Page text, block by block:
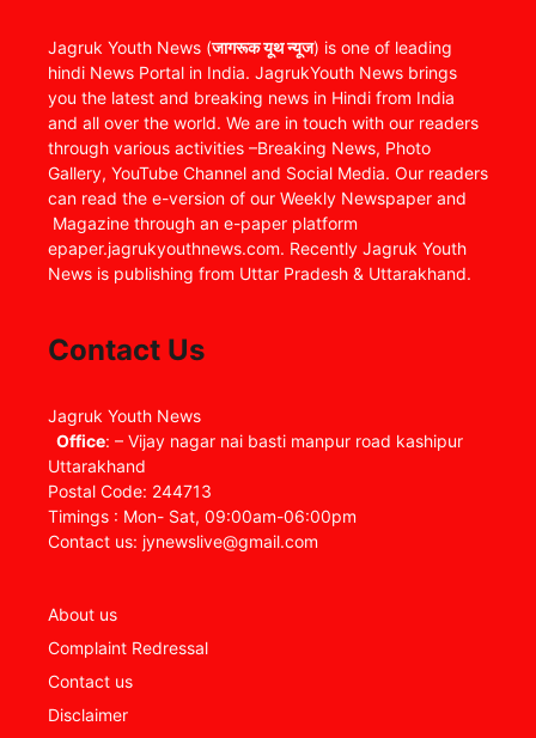
Jagruk Youth News (जागरूक यूथ न्यूज) is one of leading
hindi News Portal in India. JagrukYouth News brings
you the latest and breaking news in Hindi from India
and all over the world. We are in touch with our readers
through various activities –Breaking News, Photo
Gallery, YouTube Channel and Social Media. Our readers
can read the e-version of our Weekly Newspaper and
Magazine through an e-paper platform
epaper.jagrukyouthnews.com. Recently Jagruk Youth
News is publishing from Uttar Pradesh & Uttarakhand.
Contact Us
Jagruk Youth News
Office: – Vijay nagar nai basti manpur road kashipur
Uttarakhand
Postal Code: 244713
Timings : Mon- Sat, 09:00am-06:00pm
Contact us: jynewslive@gmail.com
About us
Complaint Redressal
Contact us
Disclaimer